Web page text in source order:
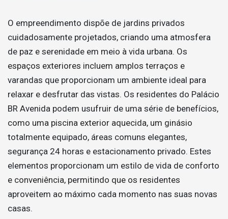
O empreendimento dispõe de jardins privados
cuidadosamente projetados, criando uma atmosfera
de paz e serenidade em meio à vida urbana. Os
espaços exteriores incluem amplos terraços e
varandas que proporcionam um ambiente ideal para
relaxar e desfrutar das vistas. Os residentes do Palácio
BR Avenida podem usufruir de uma série de benefícios,
como uma piscina exterior aquecida, um ginásio
totalmente equipado, áreas comuns elegantes,
segurança 24 horas e estacionamento privado. Estes
elementos proporcionam um estilo de vida de conforto
e conveniência, permitindo que os residentes
aproveitem ao máximo cada momento nas suas novas
casas.